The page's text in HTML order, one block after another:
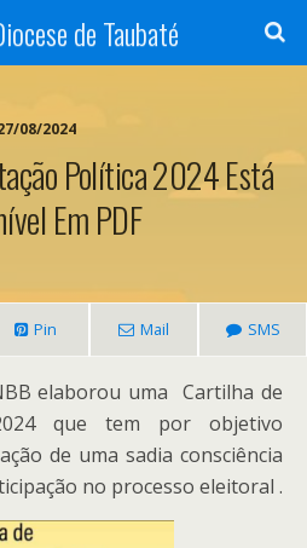
de Taubaté
08/2024
Política 2024 Está
Em PDF
Pin Mail SMS
elaborou umaCartilha de
que tem por objetivo
de uma sadia consciência
no processo eleitoral .